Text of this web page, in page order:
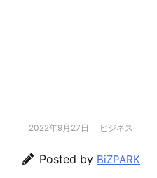
2022年9月27日 ビジネス
Posted by BiZPARK